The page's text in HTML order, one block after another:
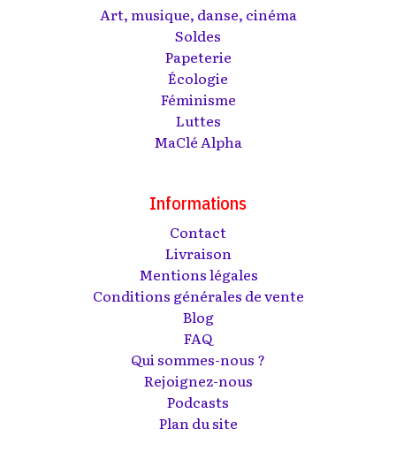
Art, musique, danse, cinéma
Soldes
Papeterie
Écologie
Féminisme
Luttes
MaClé Alpha
Informations
Contact
Livraison
Mentions légales
Conditions générales de vente
Blog
FAQ
Qui sommes-nous ?
Rejoignez-nous
Podcasts
Plan du site